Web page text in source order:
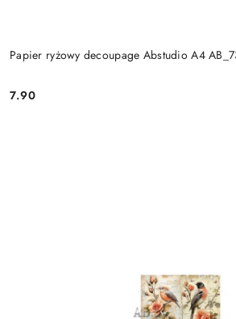
Papier ryżowy decoupage Abstudio A4
Cena:
7.90